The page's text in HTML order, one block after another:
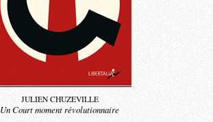
JULIEN CHUZEVILLE
Un Court moment révolutionnaire